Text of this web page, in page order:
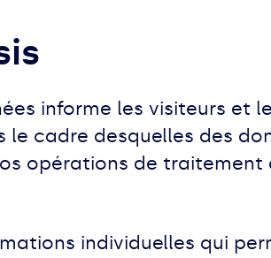
informe les visiteurs et
cadre desquelles des
opérations de traitement
individuelles qui